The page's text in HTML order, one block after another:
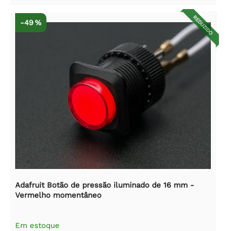
REDUZIDO
-49 %
Adafruit Botão de pressão iluminado de 16 mm -
Vermelho momentâneo
Em estoque